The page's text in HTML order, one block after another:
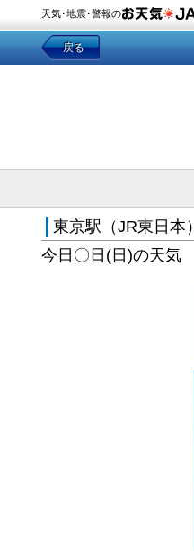
天気･地震･警報の
戻る
東京駅（JR東日本）
今日〇日(日)の天気